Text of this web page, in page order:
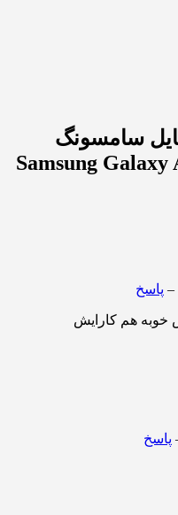
سامسونگ
– پاسخ
خوبه هم کارایش
پاسخ